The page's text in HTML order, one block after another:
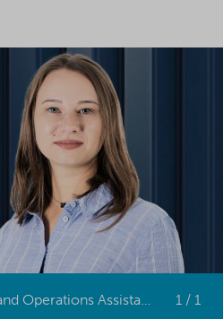
Maria Larchenko, Sales and Operations Assistant bei MC Containers 1 / 1